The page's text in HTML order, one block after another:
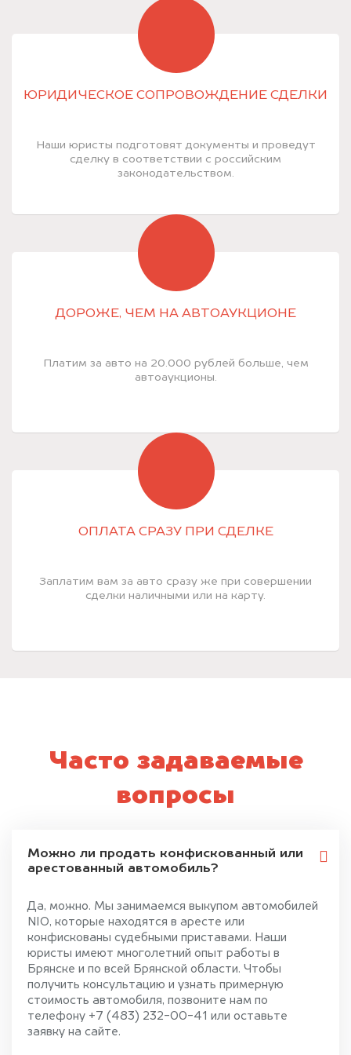
ЮРИДИЧЕСКОЕ СОПРОВОЖДЕНИЕ СДЕЛКИ
Наши юристы подготовят документы и проведут
сделку в соответствии с российским
законодательством.
ДОРОЖЕ, ЧЕМ НА АВТОАУКЦИОНЕ
Платим за авто на 20.000 рублей больше, чем
автоаукционы.
ОПЛАТА СРАЗУ ПРИ СДЕЛКЕ
Заплатим вам за авто сразу же при совершении
сделки наличными или на карту.
Часто задаваемые
вопросы
Можно ли продать конфискованный или
арестованный автомобиль?
Да, можно. Мы занимаемся выкупом автомобилей
NIO, которые находятся в аресте или
конфискованы судебными приставами. Наши
юристы имеют многолетний опыт работы в
Брянске и по всей Брянской области. Чтобы
получить консультацию и узнать примерную
стоимость автомобиля, позвоните нам по
телефону +7 (483) 232-00-41 или оставьте
заявку на сайте.